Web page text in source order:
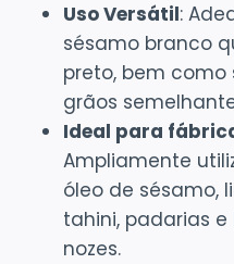
Uso Versátil:
sésamo branco
preto, bem
grãos
Ideal para
Ampliamente
óleo de sésamo,
tahini, padarias
nozes.